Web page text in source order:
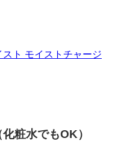
ト モイストチャージ
粧水でもOK）